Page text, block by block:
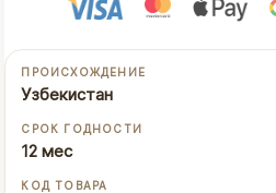
ПРОИСХОЖДЕНИЕ
Узбекистан
СРОК ГОДНОСТИ
12 мес
КОД ТОВАРА